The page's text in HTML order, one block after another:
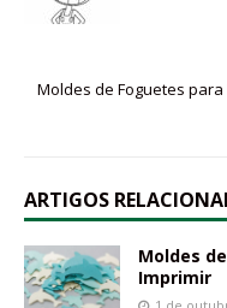
Moldes de Foguetes
ARTIGOS
Moldes
Imprimir